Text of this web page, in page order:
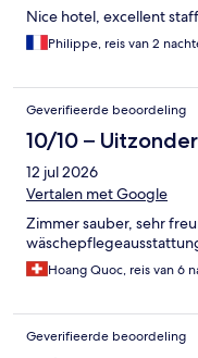
Nice hotel, excellent
Philippe, reis van 2
Geverifieerde beoordeling
10/10 –
12 jul 2026
Vertalen met Google
Zimmer sauber, sehr
Hoang Quoc, reis van 6
Geverifieerde beoordeling